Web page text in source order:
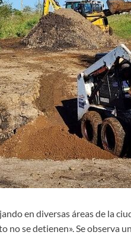
en diversas áreas de la
no se detienen». Se observa